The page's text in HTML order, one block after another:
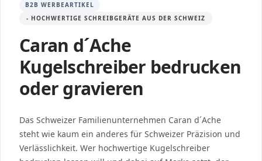
B2B WERBEARTIKEL
- HOCHWERTIGE SCHREIBGERÄTE AUS DER SCHWEIZ
Caran d´Ache
Kugelschreiber bedrucken
oder gravieren
Das Schweizer Familienunternehmen Caran d´Ache
steht wie kaum ein anderes für Schweizer Präzision und
Verlässlichkeit. Wer hochwertige Kugelschreiber